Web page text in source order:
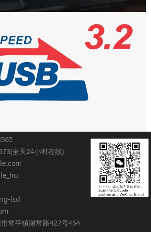
全天24小时在线)
lsd
常平镇谢常路427号454